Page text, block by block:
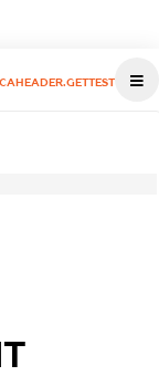
CAHEADER.GETTEST